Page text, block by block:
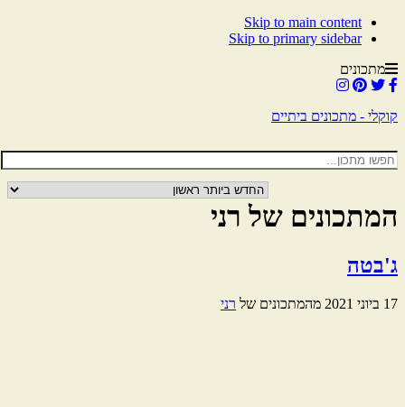
Skip to main content
Skip to primary sidebar
מתכונים
קוקלי - מתכונים ביתיים
המתכונים של רני
ג'בטה
17 ביוני 2021 מהמתכונים של רני